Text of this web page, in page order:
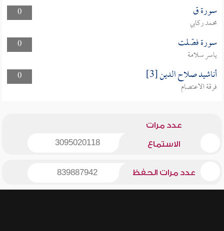
0
سورة ق
محمد ركابي
0
سورة فصّلت
ياسر سلامة
0
أناشيد صلاح الدين [3]
فرقة الاعتصام
عدد مرات
الاستماع 3095020118
عدد مرات الحفظ 839887942